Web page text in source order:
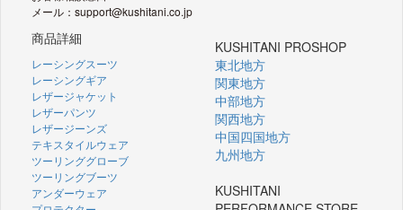
メール：support@kushitani.co.jp
商品詳細
レーシングスーツ
レーシングギア
レザージャケット
レザーパンツ
レザージーンズ
テキスタイルウェア
ツーリンググローブ
ツーリングブーツ
アンダーウェア
KUSHITANI PROSHOP
東北地方
関東地方
中部地方
関西地方
中国四国地方
九州地方
KUSHITANI